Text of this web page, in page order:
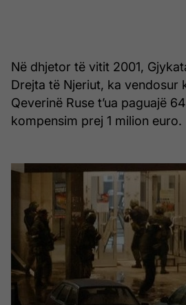
Në dhjetor të vitit 2001,
Drejta të Njeriut, ka vendosur
Qeverinë Ruse t’ua paguajë
kompensim prej 1 milion euro.